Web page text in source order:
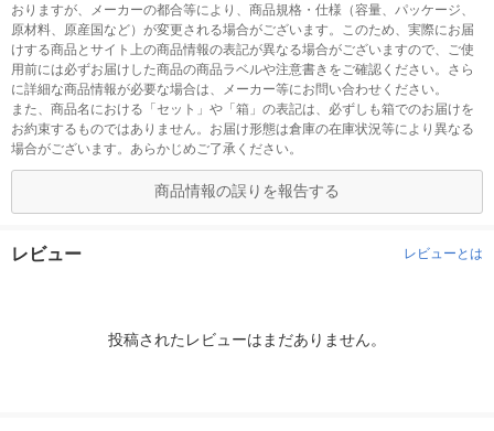
おりますが、メーカーの都合等により、商品規格・仕様（容量、パッケージ、
原材料、原産国など）が変更される場合がございます。このため、実際にお届
けする商品とサイト上の商品情報の表記が異なる場合がございますので、ご使
用前には必ずお届けした商品の商品ラベルや注意書きをご確認ください。さら
に詳細な商品情報が必要な場合は、メーカー等にお問い合わせください。
また、商品名における「セット」や「箱」の表記は、必ずしも箱でのお届けを
お約束するものではありません。お届け形態は倉庫の在庫状況等により異なる
場合がございます。あらかじめご了承ください。
商品情報の誤りを報告する
レビュー レビューとは
投稿されたレビューはまだありません。